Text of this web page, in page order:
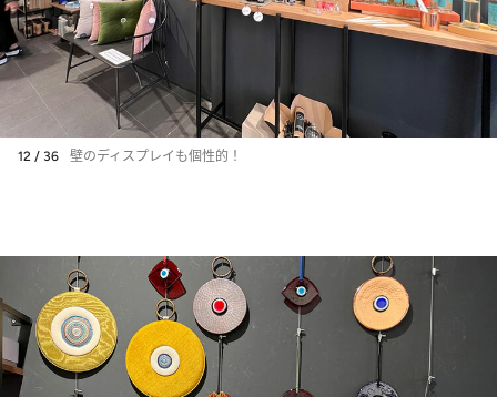
12 / 36 壁のディスプレイも個性的！